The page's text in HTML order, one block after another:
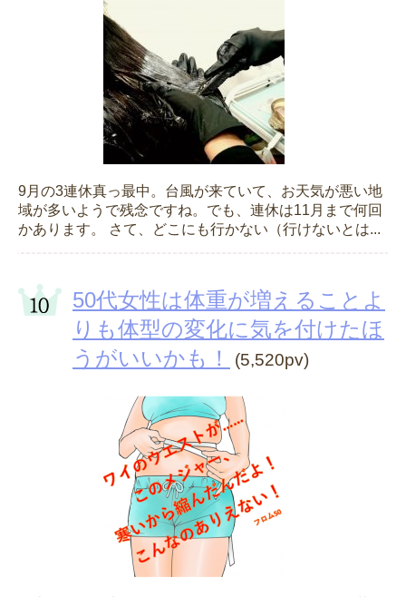
9月の3連休真っ最中。台風が来ていて、お天気が悪い地
域が多いようで残念ですね。でも、連休は11月まで何回
かあります。 さて、どこにも行かない（行けないとは...
50代女性は体重が増えることよ
りも体型の変化に気を付けたほ
うがいいかも！
(5,520pv)